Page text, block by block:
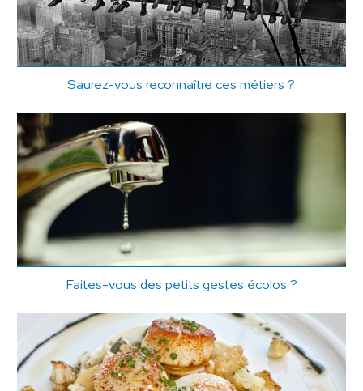
Saurez-vous reconnaître ces métiers ?
Faites-vous des petits gestes écolos ?